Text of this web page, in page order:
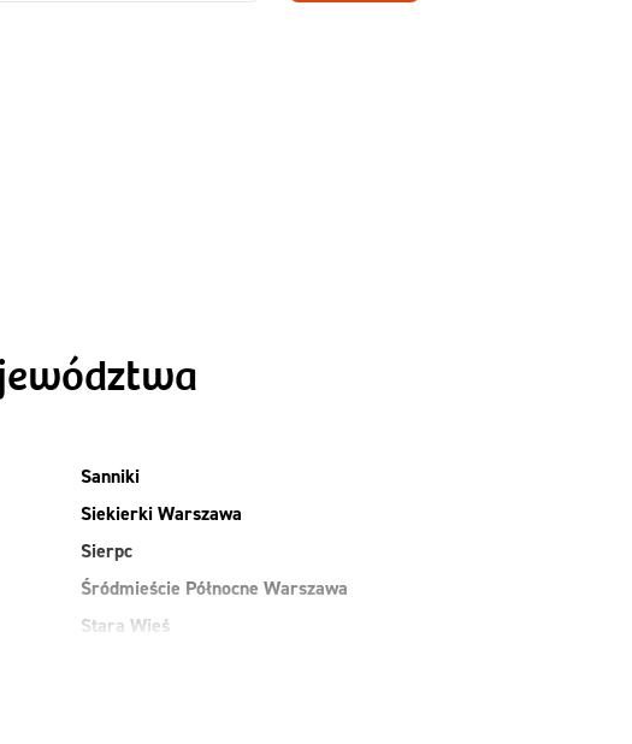
Sanniki
Siekierki Warszawa
Sierpc
Śródmieście Północne Warszawa
Stara Wieś